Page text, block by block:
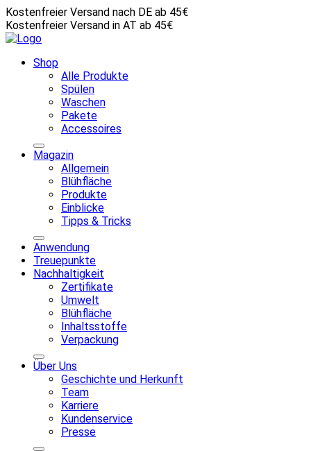
Kostenfreier Versand nach DE ab 45€
Kostenfreier Versand in AT ab 45€
Shop
Alle Produkte
Spülen
Waschen
Pakete
Accessoires
Magazin
Allgemein
Blühfläche
Produkte
Einblicke
Tipps & Tricks
Anwendung
Treuepunkte
Nachhaltigkeit
Zertifikate
Umwelt
Blühfläche
Inhaltsstoffe
Verpackung
Über Uns
Geschichte und Herkunft
Team
Karriere
Kundenservice
Presse